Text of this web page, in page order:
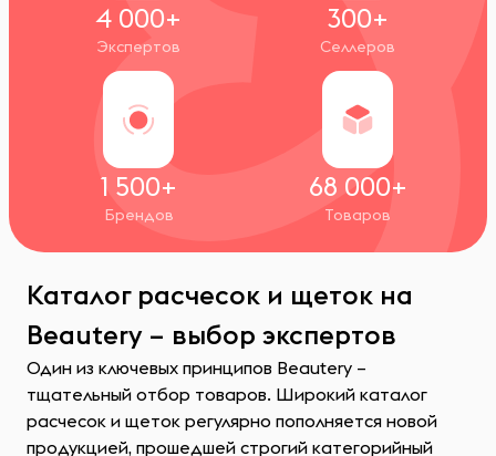
4 000+
Экспертов
300+
Селлеров
1 500+
Брендов
68 000+
Товаров
Каталог расчесок и щеток на
Beautery – выбор экспертов
Один из ключевых принципов Beautery –
тщательный отбор товаров. Широкий каталог
расчесок и щеток регулярно пополняется новой
продукцией, прошедшей строгий категорийный